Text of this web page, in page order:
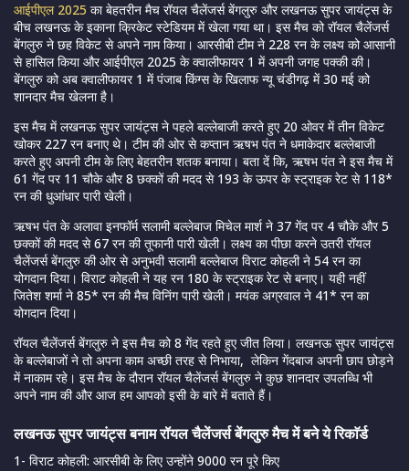
आईपीएल 2025 का बेहतरीन मैच रॉयल चैलेंजर्स बेंगलुरु और लखनऊ सुपर जायंट्स के
बीच लखनऊ के इकाना क्रिकेट स्टेडियम में खेला गया था। इस मैच को रॉयल चैलेंजर्स
बेंगलुरु ने छह विकेट से अपने नाम किया। आरसीबी टीम ने 228 रन के लक्ष्य को आसानी
से हासिल किया और आईपीएल 2025 के क्वालीफायर 1 में अपनी जगह पक्की की।
बेंगलुरु को अब क्वालीफायर 1 में पंजाब किंग्स के खिलाफ न्यू चंडीगढ़ में 30 मई को
शानदार मैच खेलना है।
इस मैच में लखनऊ सुपर जायंट्स ने पहले बल्लेबाजी करते हुए 20 ओवर में तीन विकेट
खोकर 227 रन बनाए थे। टीम की ओर से कप्तान ऋषभ पंत ने धमाकेदार बल्लेबाजी
करते हुए अपनी टीम के लिए बेहतरीन शतक बनाया। बता दें कि,‌ ऋषभ पंत ने इस मैच में
61 गेंद पर 11 चौके और 8 छक्कों की मदद से 193 के ऊपर के स्ट्राइक रेट से 118*
रन की धुआंधार पारी खेली।
ऋषभ पंत के अलावा इनफॉर्म सलामी बल्लेबाज मिचेल मार्श ने 37 गेंद पर 4 चौके और 5
छक्कों की मदद से 67 रन की तूफानी पारी खेली। लक्ष्य का पीछा करने उतरी रॉयल
चैलेंजर्स बेंगलुरु की ओर से अनुभवी सलामी बल्लेबाज विराट कोहली ने 54 रन का
योगदान दिया। विराट कोहली ने यह रन 180 के स्ट्राइक रेट से बनाए। यही नहीं
जितेश शर्मा ने 85* रन की मैच विनिंग पारी खेली। मयंक अग्रवाल ने 41* रन का
योगदान दिया।
रॉयल चैलेंजर्स बेंगलुरु ने इस मैच को 8 गेंद रहते हुए जीत लिया। लखनऊ सुपर जायंट्स
के बल्लेबाजों ने तो अपना काम अच्छी तरह से निभाया, लेकिन गेंदबाज अपनी छाप छोड़ने
में नाकाम रहे। इस मैच के दौरान रॉयल चैलेंजर्स बेंगलुरु ने कुछ शानदार उपलब्धि भी
अपने नाम की और आज हम आपको इसी के बारे में बताते हैं।
लखनऊ सुपर जायंट्स बनाम रॉयल चैलेंजर्स बेंगलुरु मैच में बने ये रिकाॅर्ड
1- विराट कोहली: आरसीबी के लिए उन्होंने 9000 रन पूरे किए